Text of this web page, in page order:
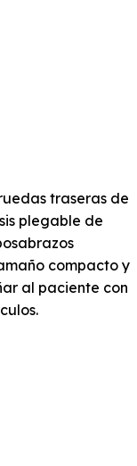
traseras de
plegable de
compacto y
al paciente con